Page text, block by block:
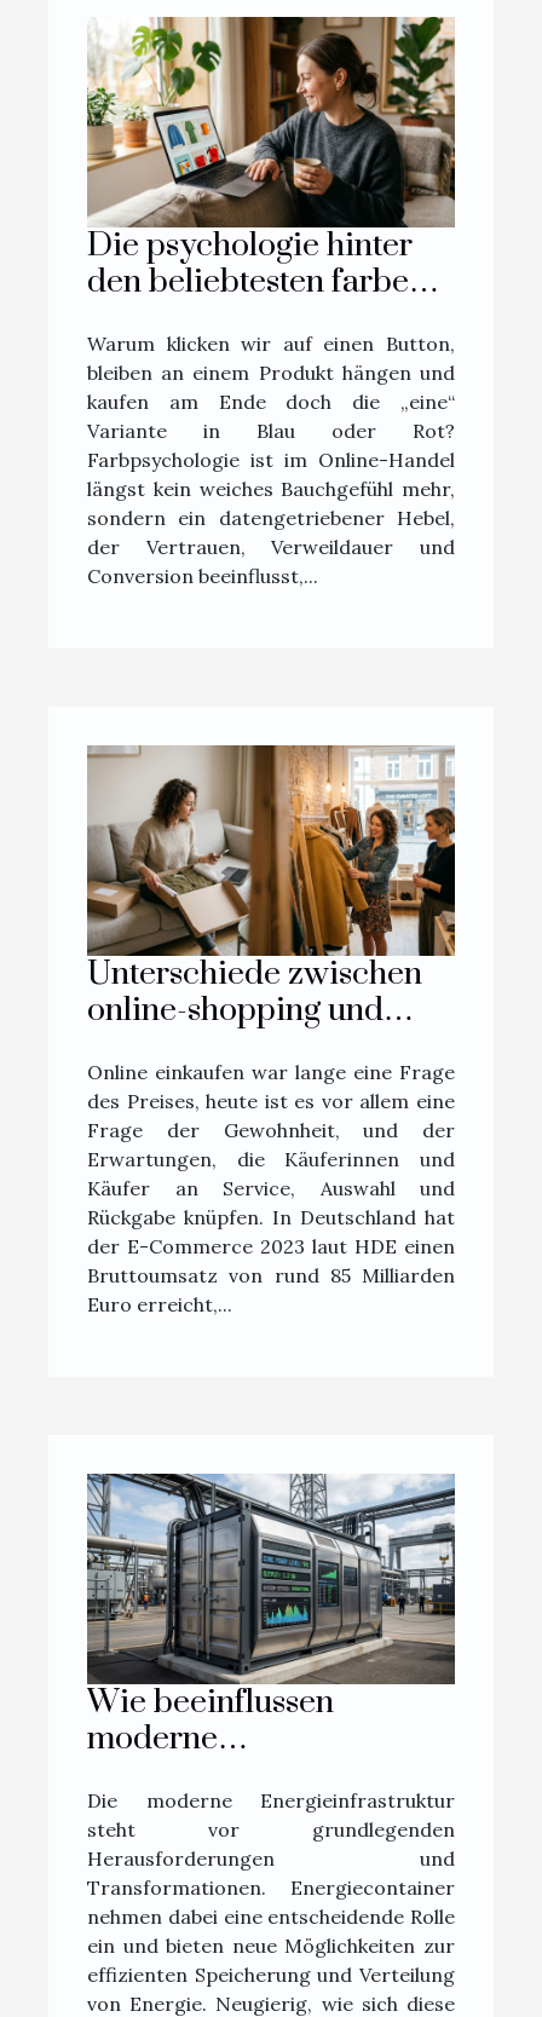
Die psychologie hinter
den beliebtesten farben
Warum klicken wir auf einen Button,
bleiben an einem Produkt hängen und
kaufen am Ende doch die „eine“
Variante in Blau oder Rot?
Farbpsychologie ist im Online-Handel
längst kein weiches Bauchgefühl mehr,
sondern ein datengetriebener Hebel,
der Vertrauen, Verweildauer und
Conversion beeinflusst,...
Unterschiede zwischen
online-shopping und
erster hand erklärt
Online einkaufen war lange eine Frage
des Preises, heute ist es vor allem eine
Frage der Gewohnheit, und der
Erwartungen, die Käuferinnen und
Käufer an Service, Auswahl und
Rückgabe knüpfen. In Deutschland hat
der E-Commerce 2023 laut HDE einen
Bruttoumsatz von rund 85 Milliarden
Euro erreicht,...
Wie beeinflussen
moderne
Energieinfrastruktur?
Die moderne Energieinfrastruktur
steht vor grundlegenden
Herausforderungen und
Transformationen. Energiecontainer
nehmen dabei eine entscheidende Rolle
ein und bieten neue Möglichkeiten zur
effizienten Speicherung und Verteilung
von Energie. Neugierig, wie sich diese